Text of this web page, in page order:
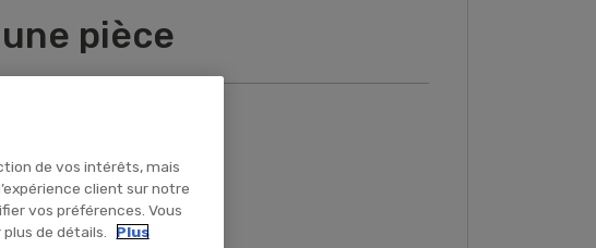
pièce
de vos intérêts, mais
client sur notre
vos préférences. Vous
de détails.
Plus